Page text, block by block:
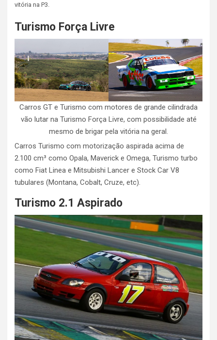
vitória na P3.
Turismo Força Livre
Carros GT e Turismo com motores de grande cilindrada
vão lutar na Turismo Força Livre, com possibilidade até
mesmo de brigar pela vitória na geral.
Carros Turismo com motorização aspirada acima de
2.100 cm³ como Opala, Maverick e Omega, Turismo turbo
como Fiat Linea e Mitsubishi Lancer e Stock Car V8
tubulares (Montana, Cobalt, Cruze, etc).
Turismo 2.1 Aspirado